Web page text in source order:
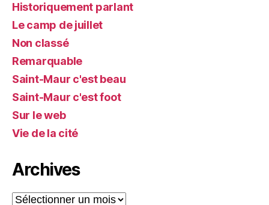
Historiquement parlant
Le camp de juillet
Non classé
Remarquable
Saint-Maur c'est beau
Saint-Maur c'est foot
Sur le web
Vie de la cité
Archives
Archives